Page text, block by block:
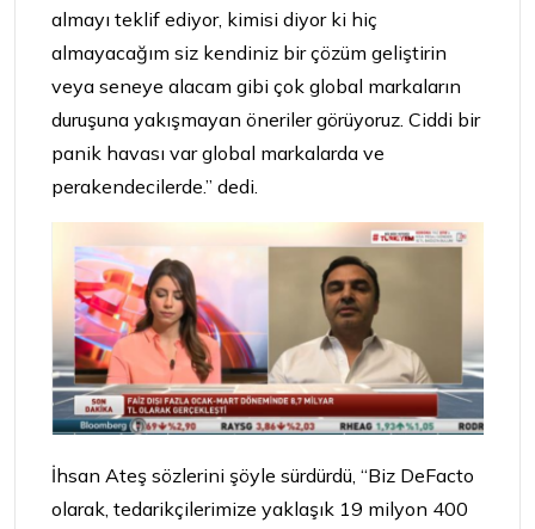
almayı teklif ediyor, kimisi diyor ki hiç
almayacağım siz kendiniz bir çözüm geliştirin
veya seneye alacam gibi çok global markaların
duruşuna yakışmayan öneriler görüyoruz. Ciddi bir
panik havası var global markalarda ve
perakendecilerde.” dedi.
İhsan Ateş sözlerini şöyle sürdürdü, “Biz DeFacto
olarak, tedarikçilerimize yaklaşık 19 milyon 400